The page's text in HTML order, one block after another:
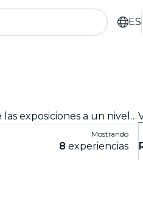
ES
Experiencias inmersivas, experiencias artísticas inmersivas y exposiciones inmersivas en San Diego que llevan la apreciación de las exposiciones a un nivel completamente nuevo con tecnología de vanguardia integrada en el arte.
Mostrando
8 experiencias